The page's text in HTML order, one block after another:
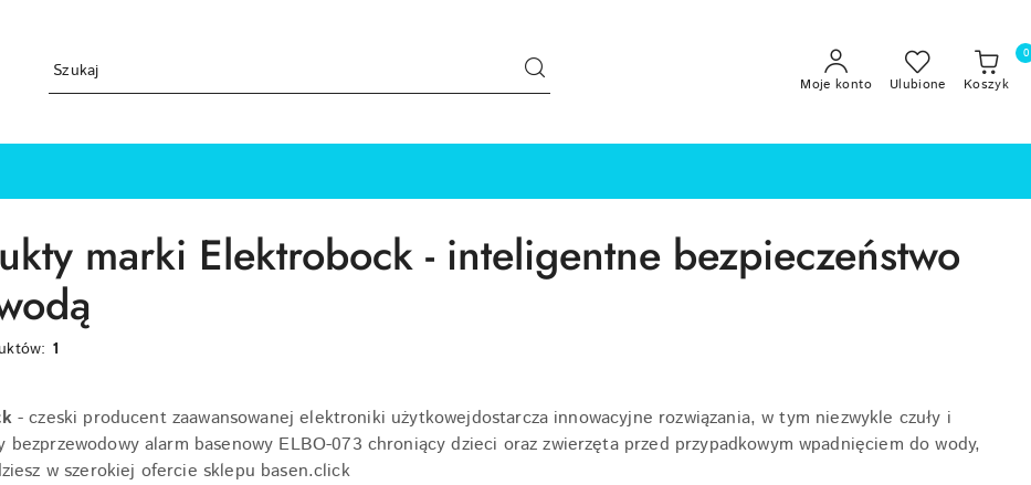
Moje konto Ulubione Koszyk
0
marki Elektrobock - inteligentne bezpieczeństwo
1
- czeski producent zaawansowanej elektroniki użytkowejdostarcza innowacyjne rozwiązania, w tym niezwykle czuły i
bezprzewodowy alarm basenowy ELBO-073 chroniący dzieci oraz zwierzęta przed przypadkowym wpadnięciem do wody,
w szerokiej ofercie sklepu basen.click